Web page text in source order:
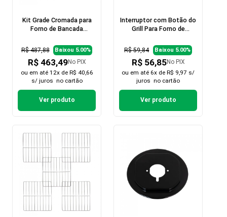
Kit Grade Cromada para
Forno de Bancada
R$ 487,88 Baixou 5.00%
R$ 463,49No PIX
ou em até 12x de R$ 40,66
s/ juros no cartão
Ver produto
Interruptor com Botão do
Grill Para Forno de
R$ 59,84 Baixou 5.00%
R$ 56,85No PIX
ou em até 6x de R$ 9,97 s/
juros no cartão
Ver produto